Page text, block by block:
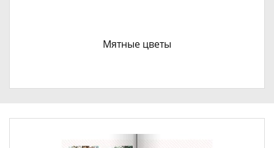
Мятные цветы